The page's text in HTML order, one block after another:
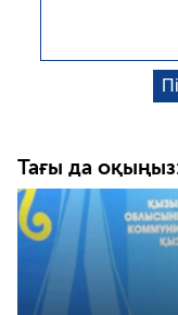
Тағы да